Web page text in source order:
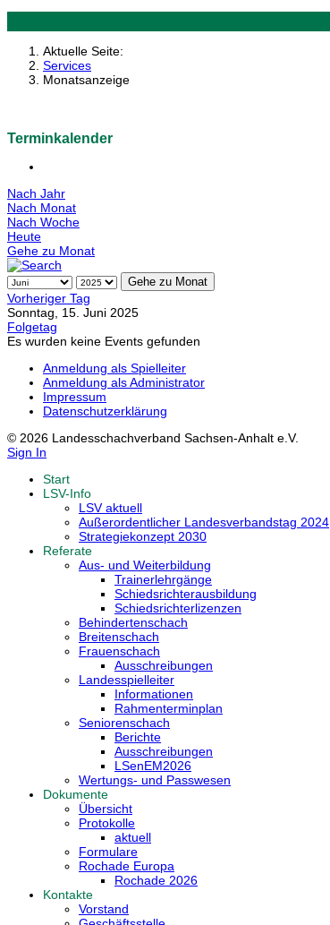
Aktuelle Seite:
Services
Monatsanzeige
Terminkalender
Nach Jahr
Nach Monat
Nach Woche
Heute
Gehe zu Monat
Gehe zu Monat
Vorheriger Tag
Sonntag, 15. Juni 2025
Folgetag
Es wurden keine Events gefunden
Anmeldung als Spielleiter
Anmeldung als Administrator
Impressum
Datenschutzerklärung
© 2026 Landesschachverband Sachsen-Anhalt e.V.
Sign In
Start
LSV-Info
LSV aktuell
Außerordentlicher Landesverbandstag 2024
Strategiekonzept 2030
Referate
Aus- und Weiterbildung
Trainerlehrgänge
Schiedsrichterausbildung
Schiedsrichterlizenzen
Behindertenschach
Breitenschach
Frauenschach
Ausschreibungen
Landesspielleiter
Informationen
Rahmenterminplan
Seniorenschach
Berichte
Ausschreibungen
LSenEM2026
Wertungs- und Passwesen
Dokumente
Übersicht
Protokolle
aktuell
Formulare
Rochade Europa
Rochade 2026
Kontakte
Vorstand